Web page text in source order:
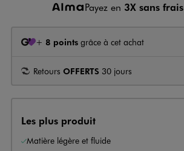
Payez en 3X sans frais
+ 8 points grâce à cet achat
Retours OFFERTS 30 jours
Les plus produit
Matière légère et fluide